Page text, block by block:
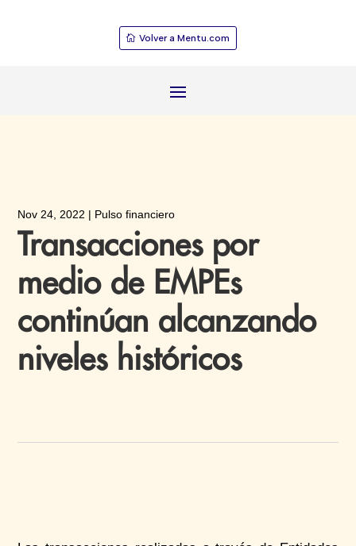
Volver a Mentu.com
Nov 24, 2022 | Pulso financiero
Transacciones por
medio de EMPEs
continúan alcanzando
niveles históricos